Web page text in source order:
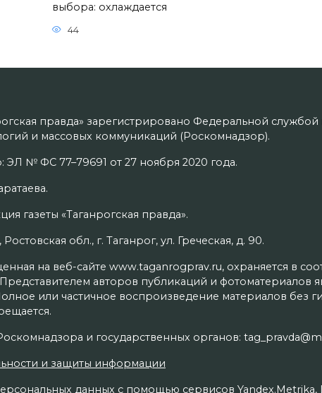
выбора: охлаждается
44
правда» зарегистрировано Федеральной
и массовых коммуникаций (Роскомнадзор).
№ ФС 77–79691 от 27 ноября 2020 года.
газеты «Таганрогская правда».
обл., г. Таганрог, ул. Греческая, д. 90.
на веб-сайте www.taganrogprav.ru, охраняется в
авторов публикаций и фотоматериалов
или частичное воспроизведение материалов без
и государственных органов:
и защиты информации
данных с помощью сервисов